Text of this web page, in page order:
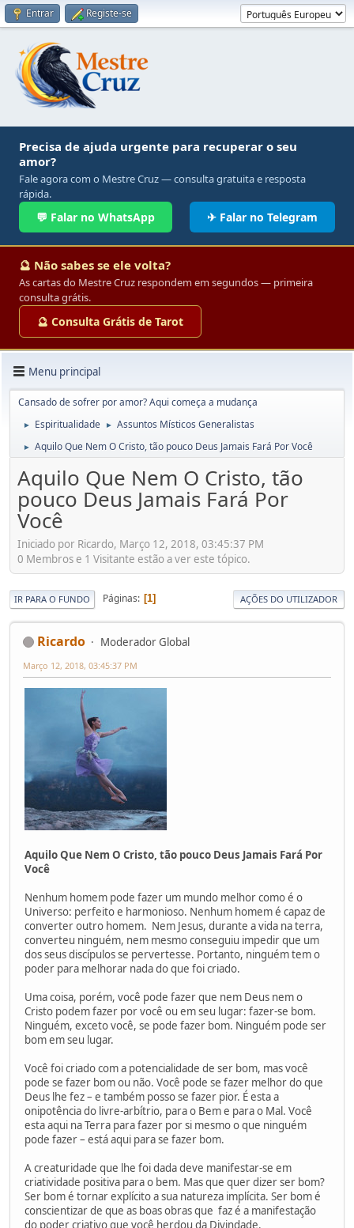
Entrar Registe-se
Precisa de ajuda urgente para recuperar o seu
amor?
Fale agora com o Mestre Cruz — consulta gratuita e resposta
rápida.
💬 Falar no WhatsApp ✈ Falar no Telegram
🔮 Não sabes se ele volta?
As cartas do Mestre Cruz respondem em segundos — primeira
consulta grátis.
🔮 Consulta Grátis de Tarot
Menu principal
Cansado de sofrer por amor? Aqui começa a mudança
► Espiritualidade ► Assuntos Místicos Generalistas
► Aquilo Que Nem O Cristo, tão pouco Deus Jamais Fará Por Você
Aquilo Que Nem O Cristo, tão
pouco Deus Jamais Fará Por
Você
Iniciado por Ricardo, Março 12, 2018, 03:45:37 PM
0 Membros e 1 Visitante estão a ver este tópico.
IR PARA O FUNDO Páginas 1 AÇÕES DO UTILIZADOR
Ricardo Moderador Global
Março 12, 2018, 03:45:37 PM
Aquilo Que Nem O Cristo, tão pouco Deus Jamais Fará Por
Você
Nenhum homem pode fazer um mundo melhor como é o
Universo: perfeito e harmonioso. Nenhum homem é capaz de
converter outro homem. Nem Jesus, durante a vida na terra,
converteu ninguém, nem mesmo conseguiu impedir que um
dos seus discípulos se pervertesse. Portanto, ninguém tem o
poder para melhorar nada do que foi criado.
Uma coisa, porém, você pode fazer que nem Deus nem o
Cristo podem fazer por você ou em seu lugar: fazer-se bom.
Ninguém, exceto você, se pode fazer bom. Ninguém pode ser
bom em seu lugar.
Você foi criado com a potencialidade de ser bom, mas você
pode se fazer bom ou não. Você pode se fazer melhor do que
Deus lhe fez – e também posso se fazer pior. É esta a
onipotência do livre-arbítrio, para o Bem e para o Mal. Você
esta aqui na Terra para fazer por si mesmo o que ninguém
pode fazer – está aqui para se fazer bom.
A creaturidade que lhe foi dada deve manifestar-se em
criatividade positiva para o bem. Mas que quer dizer ser bom?
Ser bom é tornar explícito a sua natureza implícita. Ser bom é
conscientizar de que as boas obras que faz é a manifestação
do poder criativo que você herdou da Divindade.